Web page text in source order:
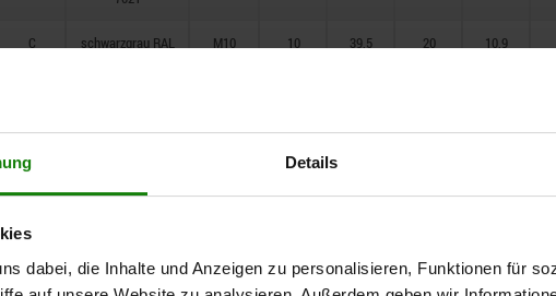
Details
dabei, die Inhalte und Anzeigen zu personalisieren, Funktionen für
C
schwarzgrau RAL
M10 10 39,5 20 10,9
7021
C
7021
C
7021